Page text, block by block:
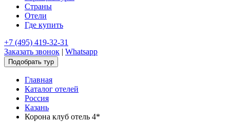
Страны
Отели
Где купить
+7 (495) 419-32-31
Заказать звонок | Whatsapp
Подобрать тур
Главная
Каталог отелей
Россия
Казань
Корона клуб отель 4*